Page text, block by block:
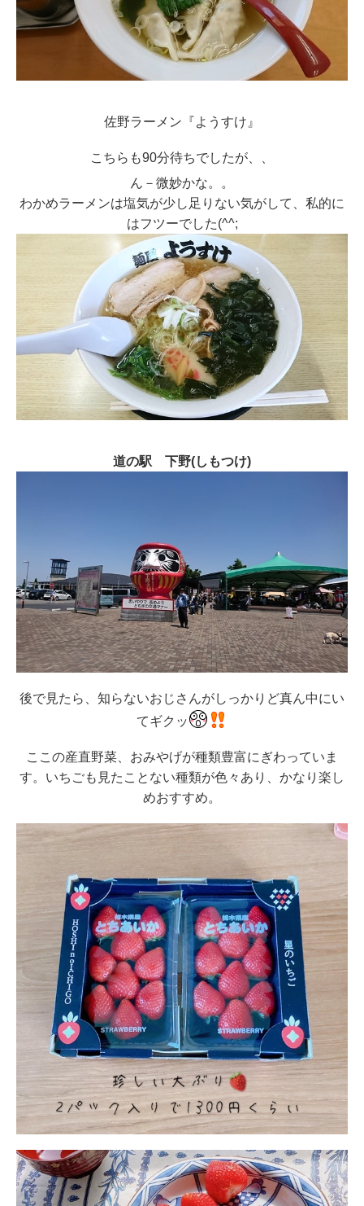
佐野ラーメン『ようすけ』
こちらも90分待ちでしたが、、
ん－微妙かな。。
わかめラーメンは塩気が少し足りない気がして、私的に
はフツーでした(^^;
道の駅 下野(しもつけ)
後で見たら、知らないおじさんがしっかりど真ん中にい
てギクッ
ここの産直野菜、おみやげが種類豊富にぎわっていま
す。 いちごも見たことない種類が色々あり、かなり楽し
めおすすめ。